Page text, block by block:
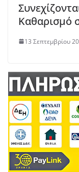
Καθαρισμό
13 Σεπτεμβρίου